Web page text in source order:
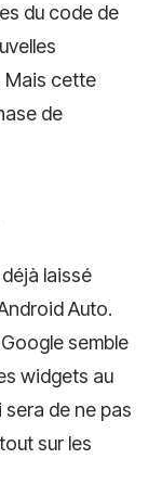
du code de
Mais cette
de
laissé
Auto.
semble
widgets au
de ne pas
sur les